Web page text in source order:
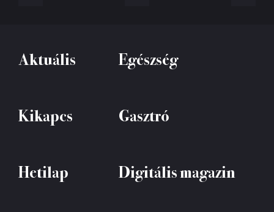
Aktuális Egészség
Kikapcs Gasztró
Hetilap Digitális magazin